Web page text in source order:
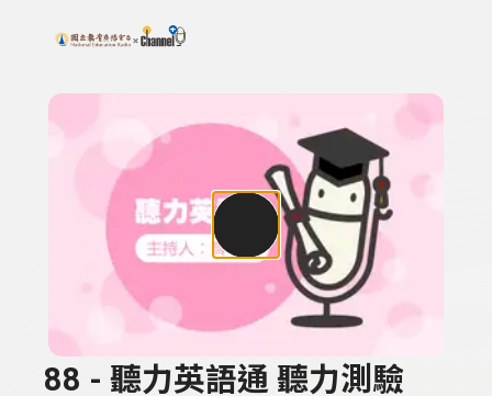
上方功能區塊
搜尋關鍵字：可輸入節目名稱、主持人或關鍵字
88 - 聽力英語通 聽力測驗